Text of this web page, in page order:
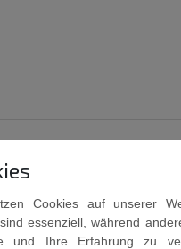
Cookies auf unserer
essenziell, während
und Ihre Erfahrung zu